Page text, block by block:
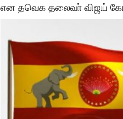
என தவெக தலைவா் விஜய்